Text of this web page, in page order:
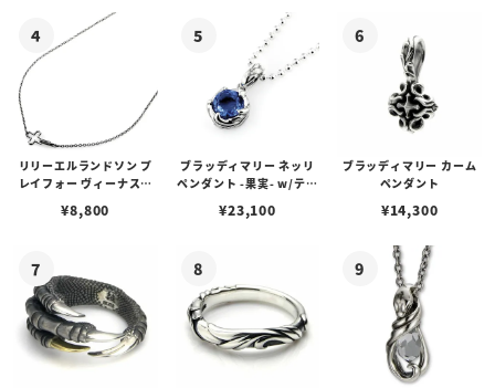
リリーエルランドソン プ
レイフォー ヴィーナスチ
¥8,800
ブラッディマリー ネッリ
ペンダント -果実- w/ティ
¥23,100
ブラッディマリー カーム
ペンダント
¥14,300